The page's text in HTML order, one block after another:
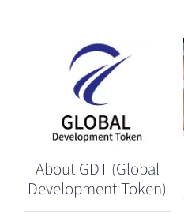
About GDT (Global
Development Token)